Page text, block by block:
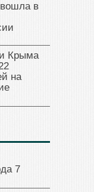
в
Крыма
на
7